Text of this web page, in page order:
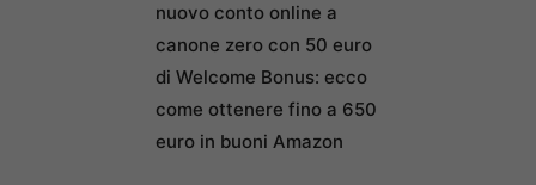
nuovo conto online a
canone zero con 50 euro
di Welcome Bonus: ecco
come ottenere fino a 650
euro in buoni Amazon